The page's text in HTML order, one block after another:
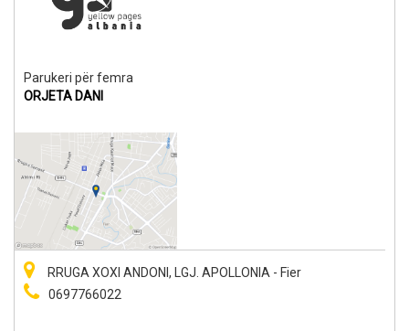
Parukeri për femra
ORJETA DANI
RRUGA XOXI ANDONI, LGJ. APOLLONIA - Fier
0697766022